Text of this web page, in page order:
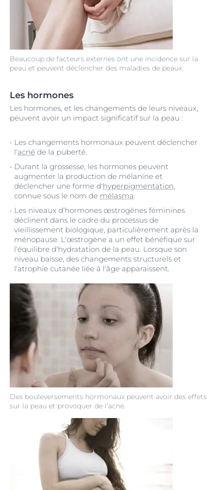
Beaucoup de facteurs externes ont une incidence sur la
peau et peuvent déclencher des maladies de peaux.
Les hormones
Des bouleversements hormonaux peuvent avoir des effets
sur la peau et provoquer de l'acné.
Les hormones, et les changements de leurs niveaux,
peuvent avoir un impact significatif sur la peau :
Les changements hormonaux peuvent déclencher
l'acné de la puberté.
Durant la grossesse, les hormones peuvent
augmenter la production de mélanine et
déclencher une forme d'hyperpigmentation,
connue sous le nom de mélasma.
Les niveaux d'hormones œstrogènes féminines
déclinent dans le cadre du processus de
vieillissement biologique, particulièrement après la
ménopause. L'œstrogène a un effet bénéfique sur
l'équilibre d'hydratation de la peau. Lorsque son
niveau baisse, des changements structurels et
l'atrophie cutanée liée à l'âge apparaissent.